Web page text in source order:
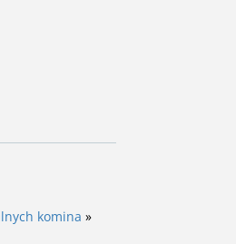
komina »